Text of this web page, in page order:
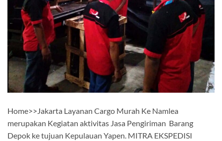
Home>>Jakarta Layanan Cargo Murah Ke Namlea
merupakan Kegiatan aktivitas Jasa Pengiriman Barang
Depok ke tujuan Kepulauan Yapen. MITRA EKSPEDISI